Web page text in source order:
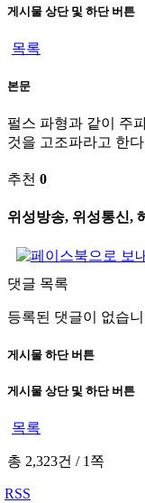
게시물 상단 및 하단 버튼
목록
본문
펄스 파형과 같이 주
것을 고조파라고 한다
추천 0
위성방송, 위성통신,
댓글 목록
등록된 댓글이 없습
게시물 하단 버튼
게시물 상단 및 하단 버튼
목록
총 2,323건 /1쪽
RSS